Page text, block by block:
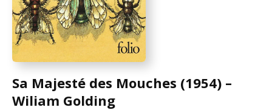
Sa Majesté des Mouches (1954) –
Wiliam Golding